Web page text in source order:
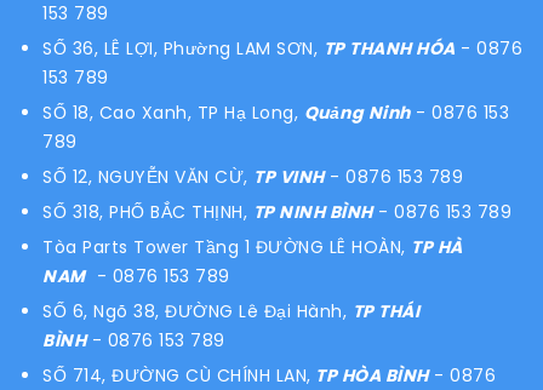
153 789
SỐ 36, LÊ LỢI, Phường LAM SƠN, TP THANH HÓA - 0876
153 789
SỐ 18, Cao Xanh, TP Hạ Long, Quảng Ninh- 0876 153
789
SỐ 12, NGUYỄN VĂN CỪ, TP VINH- 0876 153 789
SỐ 318, PHỐ BẮC THỊNH, TP NINH BÌNH- 0876 153 789
Tòa Parts Tower Tầng 1 ĐƯỜNG LÊ HOÀN, TP HÀ
NAM - 0876 153 789
SỐ 6, Ngõ 38, ĐƯỜNG Lê Đại Hành, TP THÁI
BÌNH- 0876 153 789
SỐ 714, ĐƯỜNG CÙ CHÍNH LAN, TP HÒA BÌNH- 0876